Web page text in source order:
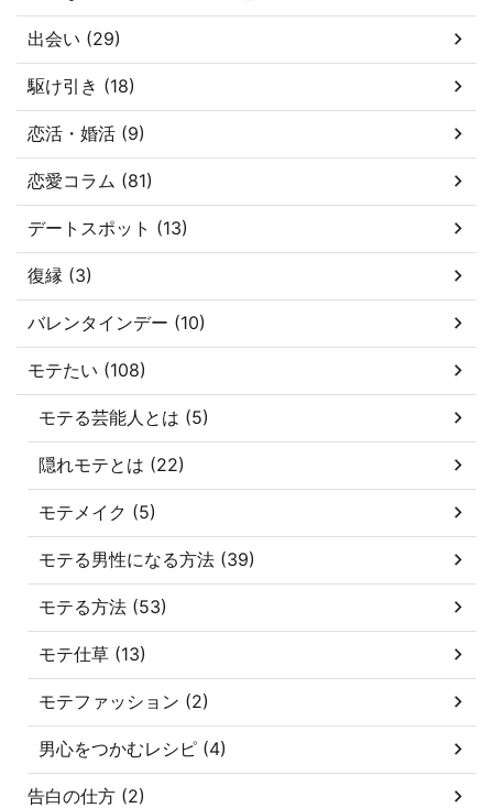
出会い (29)
駆け引き (18)
恋活・婚活 (9)
恋愛コラム (81)
デートスポット (13)
復縁 (3)
バレンタインデー (10)
モテたい (108)
モテる芸能人とは (5)
隠れモテとは (22)
モテメイク (5)
モテる男性になる方法 (39)
モテる方法 (53)
モテ仕草 (13)
モテファッション (2)
男心をつかむレシピ (4)
告白の仕方 (2)